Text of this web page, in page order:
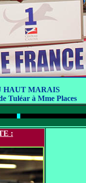
HAUT MARAIS
Tuléar à Mme Places
: